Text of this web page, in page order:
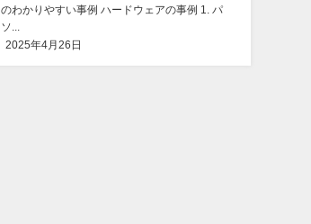
のわかりやすい事例 ハードウェアの事例 1. パ
ソ...
2025年4月26日